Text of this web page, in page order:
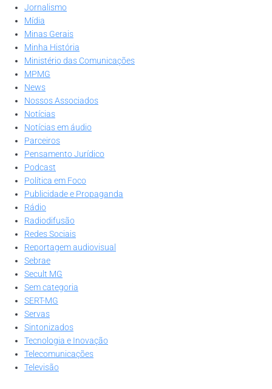
Jornalismo
Mídia
Minas Gerais
Minha História
Ministério das Comunicações
MPMG
News
Nossos Associados
Notícias
Notícias em áudio
Parceiros
Pensamento Jurídico
Podcast
Política em Foco
Publicidade e Propaganda
Rádio
Radiodifusão
Redes Sociais
Reportagem audiovisual
Sebrae
Secult MG
Sem categoria
SERT-MG
Servas
Sintonizados
Tecnologia e Inovação
Telecomunicações
Televisão